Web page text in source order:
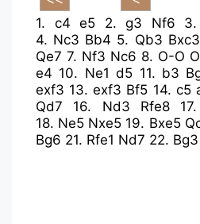
1. c4 e5 2. g3 Nf6 3.
4. Nc3 Bb4 5. Qb3 Bxc3
Qe7 7. Nf3 Nc6 8. O-O
e4 10. Ne1 d5 11. b3
exf3 13.exf3 Bf5 14. c5
Qd7
16. Nd3 Rfe8 17.
18. Ne5 Nxe5 19. Bxe5
Bg6 21. Rfe1 Nd7 22. Bg3